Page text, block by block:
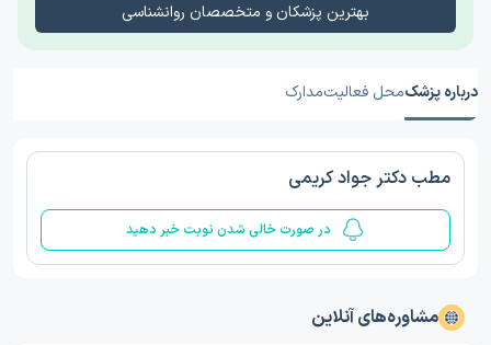
بهترین پزشکان و متخصصان روانشناسی
درباره پزشکمحل فعالیتمدارک
مطب دکتر جواد کریمی
در صورت خالی شدن نوبت خبر دهید
مشاوره‌های آنلاین